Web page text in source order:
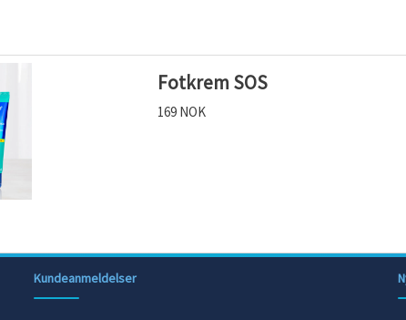
Fotkrem SOS
169 NOK
Kundeanmeldelser